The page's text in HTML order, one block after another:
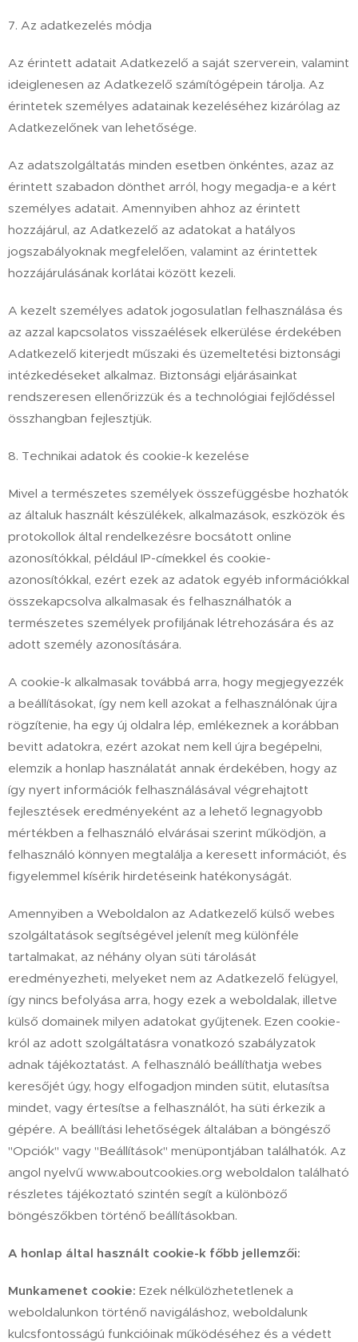
7. Az adatkezelés módja
Az érintett adatait Adatkezelő a saját szerverein, valamint
ideiglenesen az Adatkezelő számítógépein tárolja. Az
érintetek személyes adatainak kezeléséhez kizárólag az
Adatkezelőnek van lehetősége.
Az adatszolgáltatás minden esetben önkéntes, azaz az
érintett szabadon dönthet arról, hogy megadja-e a kért
személyes adatait. Amennyiben ahhoz az érintett
hozzájárul, az Adatkezelő az adatokat a hatályos
jogszabályoknak megfelelően, valamint az érintettek
hozzájárulásának korlátai között kezeli.
A kezelt személyes adatok jogosulatlan felhasználása és
az azzal kapcsolatos visszaélések elkerülése érdekében
Adatkezelő kiterjedt műszaki és üzemeltetési biztonsági
intézkedéseket alkalmaz. Biztonsági eljárásainkat
rendszeresen ellenőrizzük és a technológiai fejlődéssel
összhangban fejlesztjük.
8. Technikai adatok és cookie-k kezelése
Mivel a természetes személyek összefüggésbe hozhatók
az általuk használt készülékek, alkalmazások, eszközök és
protokollok által rendelkezésre bocsátott online
azonosítókkal, például IP-címekkel és cookie-
azonosítókkal, ezért ezek az adatok egyéb információkkal
összekapcsolva alkalmasak és felhasználhatók a
természetes személyek profiljának létrehozására és az
adott személy azonosítására.
A cookie-k alkalmasak továbbá arra, hogy megjegyezzék
a beállításokat, így nem kell azokat a felhasználónak újra
rögzítenie, ha egy új oldalra lép, emlékeznek a korábban
bevitt adatokra, ezért azokat nem kell újra begépelni,
elemzik a honlap használatát annak érdekében, hogy az
így nyert információk felhasználásával végrehajtott
fejlesztések eredményeként az a lehető legnagyobb
mértékben a felhasználó elvárásai szerint működjön, a
felhasználó könnyen megtalálja a keresett információt, és
figyelemmel kísérik hirdetéseink hatékonyságát.
Amennyiben a Weboldalon az Adatkezelő külső webes
szolgáltatások segítségével jelenít meg különféle
tartalmakat, az néhány olyan süti tárolását
eredményezheti, melyeket nem az Adatkezelő felügyel,
így nincs befolyása arra, hogy ezek a weboldalak, illetve
külső domainek milyen adatokat gyűjtenek. Ezen cookie-
król az adott szolgáltatásra vonatkozó szabályzatok
adnak tájékoztatást. A felhasználó beállíthatja webes
keresőjét úgy, hogy elfogadjon minden sütit, elutasítsa
mindet, vagy értesítse a felhasználót, ha süti érkezik a
gépére. A beállítási lehetőségek általában a böngésző
"Opciók" vagy "Beállítások" menüpontjában találhatók. Az
angol nyelvű www.aboutcookies.org weboldalon található
részletes tájékoztató szintén segít a különböző
böngészőkben történő beállításokban.
A honlap által használt cookie-k főbb jellemzői:
Munkamenet cookie: Ezek nélkülözhetetlenek a
weboldalunkon történő navigáláshoz, weboldalunk
kulcsfontosságú funkcióinak működéséhez és a védett